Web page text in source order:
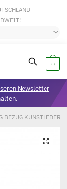
0
Newsletter
BEZUG KUNSTLEDER
🔍